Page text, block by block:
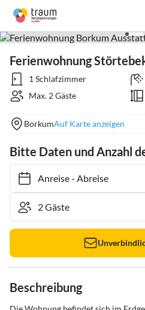
Ferienwohnung
1 Schlafzimmer
Max. 2 Gäste
BorkumAuf Karte anzeigen
Bitte Daten und Anzahl
Anreise- Abreise
Beschreibung